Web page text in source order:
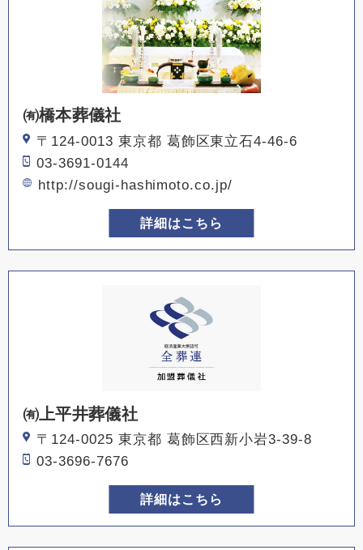
㈲橋本葬儀社
〒124-0013 東京都 葛飾区東立石4-46-6
03-3691-0144
http://sougi-hashimoto.co.jp/
詳細はこちら
㈲上平井葬儀社
〒124-0025 東京都 葛飾区西新小岩3-39-8
03-3696-7676
詳細はこちら